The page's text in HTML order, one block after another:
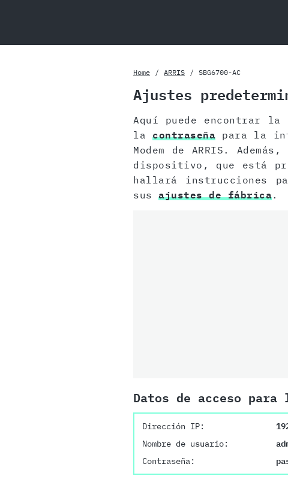
Home ARRIS SBG6700-AC
Ajustes
Aquí puede encontrar la
lacontraseña para la
Modem de ARRIS.
dispositivo, que está
hallará instrucciones
sus ajustes de fábrica.
Datos de acceso
Dirección IP:
Nombre de usuario:
Contraseña: